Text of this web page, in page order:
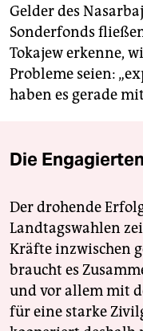
Gelder des
Sonderfonds
Tokajew erkenne,
Probleme seien:
haben es gerade
Die
Der drohende
Landtagswahlen
Kräfte inzwischen
braucht es
und vor allem mit
für eine starke